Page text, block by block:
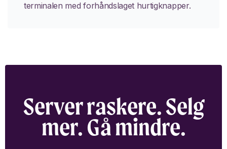
terminalen med forhåndslaget hurtigknapper.
Server raskere. Selg
mer. Gå mindre.